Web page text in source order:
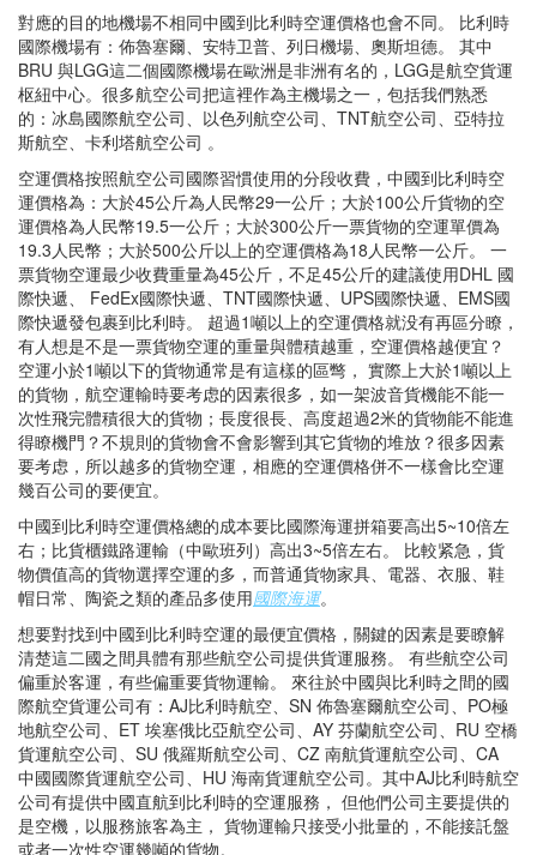
對應的目的地機場不相同中國到比利時空運價格也會不同。 比利時
國際機場有：佈魯塞爾、安特卫普、列日機場、奧斯坦德。 其中
BRU 與LGG這二個國際機場在歐洲是非洲有名的，LGG是航空貨運
枢紐中心。很多航空公司把這裡作為主機場之一，包括我們熟悉
的：冰島國際航空公司、以色列航空公司、TNT航空公司、亞特拉
斯航空、卡利塔航空公司 。
空運價格按照航空公司國際習慣使用的分段收費，中國到比利時空
運價格為：大於45公斤為人民幣29一公斤；大於100公斤貨物的空
運價格為人民幣19.5一公斤；大於300公斤一票貨物的空運單價為
19.3人民幣；大於500公斤以上的空運價格為18人民幣一公斤。 一
票貨物空運最少收費重量為45公斤，不足45公斤的建議使用DHL 國
際快遞、 FedEx國際快遞、TNT國際快遞、UPS國際快遞、EMS國
際快遞發包裹到比利時。 超過1噸以上的空運價格就没有再區分瞭，
有人想是不是一票貨物空運的重量與體積越重，空運價格越便宜？
空運小於1噸以下的貨物通常是有這樣的區彆， 實際上大於1噸以上
的貨物，航空運輸時要考虑的因素很多，如一架波音貨機能不能一
次性飛完體積很大的貨物；長度很長、高度超過2米的貨物能不能進
得瞭機門？不規則的貨物會不會影響到其它貨物的堆放？很多因素
要考虑，所以越多的貨物空運，相應的空運價格併不一樣會比空運
幾百公司的要便宜。
中國到比利時空運價格總的成本要比國際海運拼箱要高出5~10倍左
右；比貨櫃鐵路運輸（中歐班列）高出3~5倍左右。 比較紧急，貨
物價值高的貨物選擇空運的多，而普通貨物家具、電器、衣服、鞋
帽日常、陶瓷之類的產品多使用國際海運。
想要對找到中國到比利時空運的最便宜價格，關鍵的因素是要瞭解
清楚這二國之間具體有那些航空公司提供貨運服務。 有些航空公司
偏重於客運，有些偏重要貨物運輸。 來往於中國與比利時之間的國
際航空貨運公司有：AJ比利時航空、SN 佈魯塞爾航空公司、PO極
地航空公司、ET 埃塞俄比亞航空公司、AY 芬蘭航空公司、RU 空橋
貨運航空公司、SU 俄羅斯航空公司、CZ 南航貨運航空公司、CA
中國國際貨運航空公司、HU 海南貨運航空公司。其中AJ比利時航空
公司有提供中國直航到比利時的空運服務， 但他們公司主要提供的
是空機，以服務旅客為主， 貨物運輸只接受小批量的，不能接託盤
或者一次性空運幾噸的貨物。